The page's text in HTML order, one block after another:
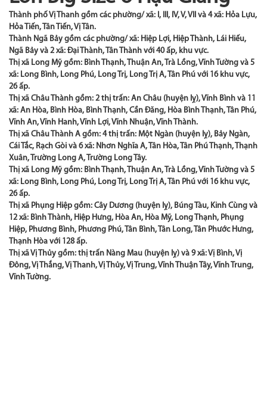
Thành phố Vị Thanh gồm các phường/ xã: I, III, IV, V, VII và 4 xã: Hỏa Lựu,
Hỏa Tiến, Tân Tiến, Vị Tân.
Thành Ngã Bảy gồm các phường/ xã: Hiệp Lợi, Hiệp Thành, Lái Hiếu,
Ngã Bảy và 2 xã: Đại Thành, Tân Thành với 40 ấp, khu vực.
Thị xã Long Mỹ gồm: Bình Thạnh, Thuận An, Trà Lồng, Vĩnh Tường và 5
xã: Long Bình, Long Phú, Long Trị, Long Trị A, Tân Phú với 16 khu vực,
26 ấp.
Thị xã Châu Thành gồm: 2 thị trấn: An Châu (huyện lỵ), Vĩnh Bình và 11
xã: An Hòa, Bình Hòa, Bình Thạnh, Cần Đăng, Hòa Bình Thạnh, Tân Phú,
Vĩnh An, Vĩnh Hanh, Vĩnh Lợi, Vĩnh Nhuận, Vĩnh Thành.
Thị xã Châu Thành A gồm: 4 thị trấn: Một Ngàn (huyện lỵ), Bảy Ngàn,
Cái Tắc, Rạch Gòi và 6 xã: Nhơn Nghĩa A, Tân Hòa, Tân Phú Thạnh, Thạnh
Xuân, Trường Long A, Trường Long Tây.
Thị xã Long Mỹ gồm: Bình Thạnh, Thuận An, Trà Lồng, Vĩnh Tường và 5
xã: Long Bình, Long Phú, Long Trị, Long Trị A, Tân Phú với 16 khu vực,
26 ấp.
Thị xã Phụng Hiệp gồm: Cây Dương (huyện lỵ), Búng Tàu, Kinh Cùng và
12 xã: Bình Thành, Hiệp Hưng, Hòa An, Hòa Mỹ, Long Thạnh, Phụng
Hiệp, Phương Bình, Phương Phú, Tân Bình, Tân Long, Tân Phước Hưng,
Thạnh Hòa với 128 ấp.
Thị xã Vị Thủy gồm: thị trấn Nàng Mau (huyện lỵ) và 9 xã: Vị Bình, Vị
Đông, Vị Thắng, Vị Thanh, Vị Thủy, Vị Trung, Vĩnh Thuận Tây, Vĩnh Trung,
Vĩnh Tường.